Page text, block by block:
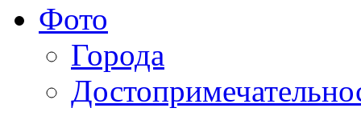
Фото
Города